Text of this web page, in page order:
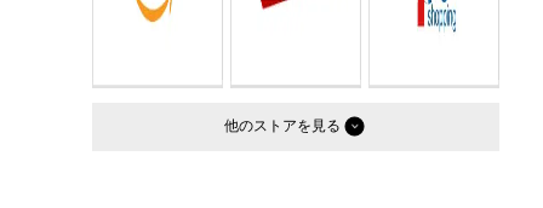
他のストア